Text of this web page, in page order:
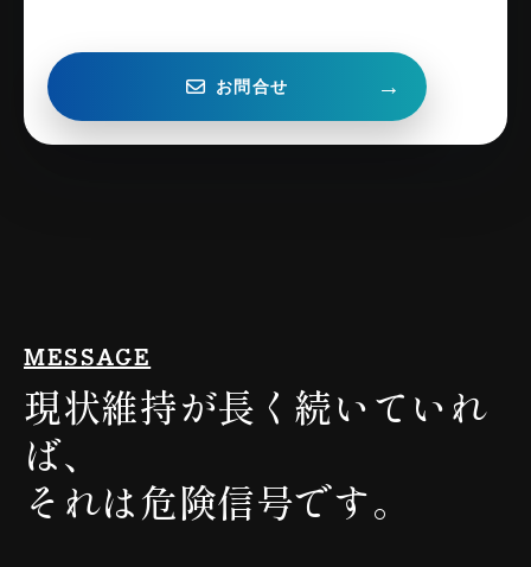
お問合せ →
MESSAGE
現状維持が長く 続いていれ
ば、
それは危険信号です。